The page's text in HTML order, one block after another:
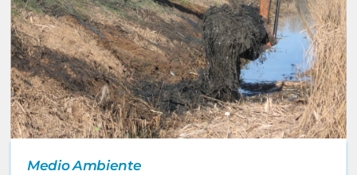
Medio Ambiente